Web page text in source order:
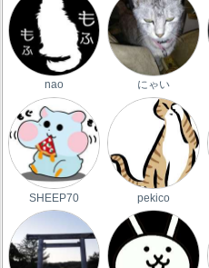
nao にゃい
SHEEP70 pekico